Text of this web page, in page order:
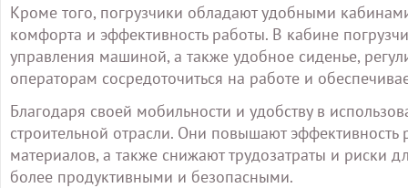
Кроме того, погрузчики обладают удобными
комфорта и эффективность работы. В кабине
управления машиной, а также удобное сиденье,
операторам сосредоточиться на работе и
Благодаря своей мобильности и удобству в
строительной отрасли. Они повышают
материалов, а также снижают трудозатраты и риски
более продуктивными и безопасными.